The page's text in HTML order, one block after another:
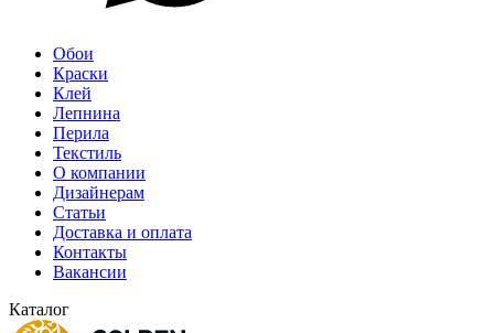
Обои
Краски
Клей
Лепнина
Перила
Текстиль
О компании
Дизайнерам
Статьи
Доставка и оплата
Контакты
Вакансии
Каталог